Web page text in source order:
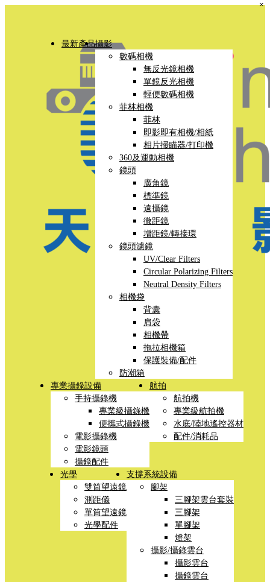
最新產品攝影
數碼相機
無反光鏡相機
單鏡反光相機
輕便數碼相機
菲林相機
菲林
即影即有相機/相紙
相片掃瞄器/打印機
360及運動相機
鏡頭
廣角鏡
標準鏡
遠攝鏡
微距鏡
增距鏡/轉接環
鏡頭濾鏡
UV/Clear Filters
Circular Polarizing Filters
Neutral Density Filters
相機袋
背囊
肩袋
相機帶
拖拉相機箱
保護裝備/配件
防潮箱
專業攝錄設備
手持攝錄機
專業級攝錄機
便攜式攝錄機
電影攝錄機
電影鏡頭
攝錄配件
航拍
航拍機
專業級航拍機
水底/陸地遙控器材
配件/消耗品
光學
雙筒望遠鏡
測距儀
單筒望遠鏡
光學配件
支撐系統設備
腳架
三腳架雲台套裝
三腳架
單腳架
燈架
攝影/攝錄雲台
攝影雲台
攝錄雲台
×